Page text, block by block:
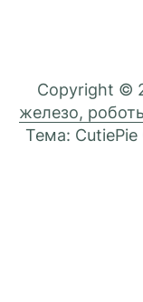
Copyright ©
железо,
Тема: CutiePie